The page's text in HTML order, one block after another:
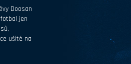
Doosan
jen
ušité na